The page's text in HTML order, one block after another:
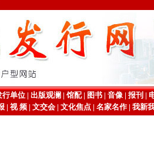
行单位| 出版观澜 | 馆配| 图书| 音像| 报刊 |
| 视 频| 文交会| 文化焦点| 名家名作| 我新